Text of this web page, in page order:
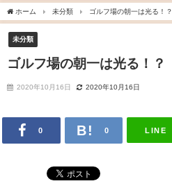
ホーム 未分類 ゴルフ場の朝一は光る！？
未分類
ゴルフ場の朝一は光る！？
2020年10月16日 2020年10月16日
0 0 LINE